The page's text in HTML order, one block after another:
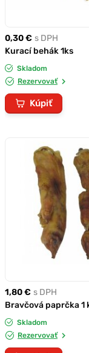
0,30 € s DPH
Kurací behák 1ks
Skladom
Rezervovať
Kúpiť
1,80 € s DPH
Bravčová paprčka 1
Skladom
Rezervovať